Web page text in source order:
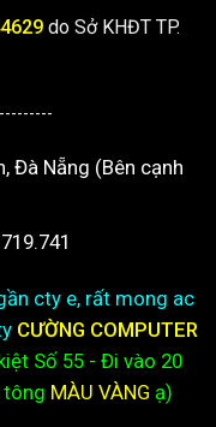
do Sở KHĐT TP.
Đà Nẵng (Bên cạnh
cty e, rất mong ac
CƯỜNG COMPUTER
Số 55 - Đi vào 20
tông MÀU VÀNG ạ)